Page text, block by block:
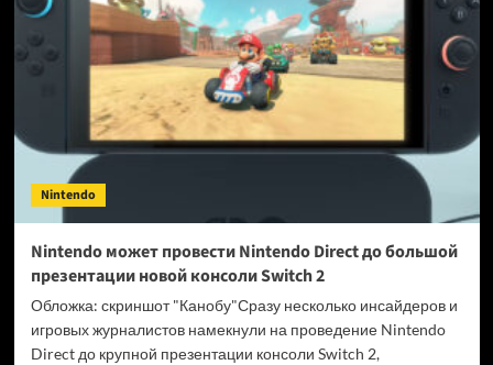
Jelly
Troops
выйдет
на PC и Switch
в 2025
году
Nintendo
Nintendo может провести Nintendo Direct до большой
презентации новой консоли Switch 2
Обложка: скриншот "Канобу"Сразу несколько инсайдеров и
игровых журналистов намекнули на проведение Nintendo
Direct до крупной презентации консоли Switch 2,